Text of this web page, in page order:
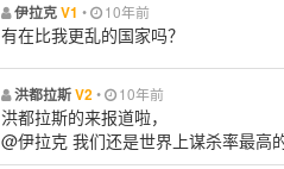
伊拉克V1 • 10年前
有在比我更乱的国家吗？
洪都拉斯V2 • 10年前
洪都拉斯的来报道啦，
@伊拉克 我们还是世界上谋杀率最高